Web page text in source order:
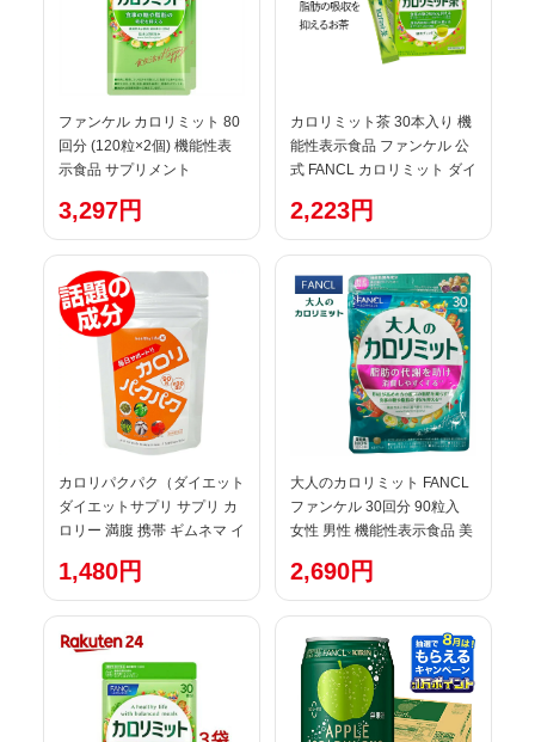
ファンケル カロリミット 80
回分 (120粒×2個) 機能性表
示食品 サプリメント
品
3,297円
カロリミット茶 30本入り 機
能性表示食品 ファンケル 公
式 FANCL カロリミット ダイ
パウダー 粉末緑茶 緑茶 健康
食品 健康 飲み物 飲料 サポー
康茶 美容
2,223円
カロリパクパク（ダイエット
ダイエットサプリ サプリ カ
ロリー 満腹 携帯 ギムネマ イ
い 人気 通販 オススメ 口コミ
ランキング ヘルシーライフ)
1,480円
大人のカロリミット FANCL
ファンケル 30回分 90粒入
女性 男性 機能性表示食品 美
ト 健康食品 サプリ サプリメ
ント
2,690円